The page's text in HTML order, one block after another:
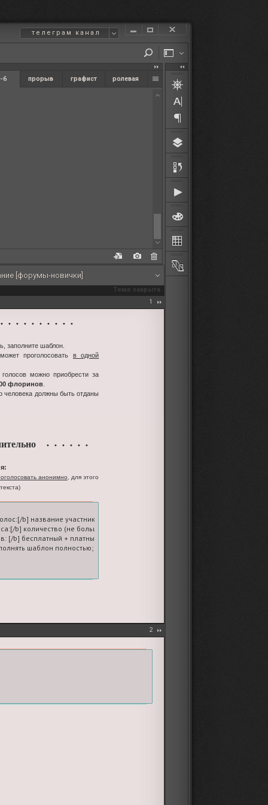
телеграм канал
6 прорыв графист ролевая
[форумы-новички]
Тема закрыта
1
• • • • • • • • •
заполните шаблон.
проголосовать в одной
можно приобрести за
флоринов.
человека должны быть отданы
• • • • • •
анонимно, для этого
b] название участника-ролевой
b] количество (не больше пяти; на вашем счете должно быть
[/b] бесплатный + платные
шаблон полностью; если платных голосов нет, ставьте 0
2